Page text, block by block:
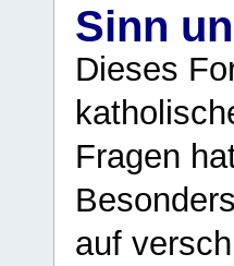
Sinn
Dieses
Fragen
auf